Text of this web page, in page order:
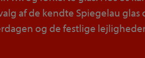
af de kendte Spiegelau glas
og de festlige